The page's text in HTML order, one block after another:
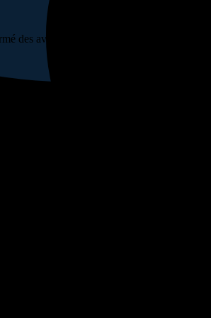
des avancées clés
Financée entièrement par un consortium